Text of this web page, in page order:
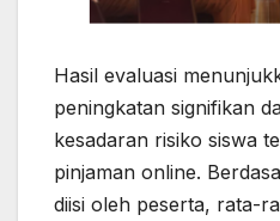
Hasil evaluasi
peningkatan signifikan
kesadaran risiko siswa
pinjaman online.
diisi oleh peserta, rata-